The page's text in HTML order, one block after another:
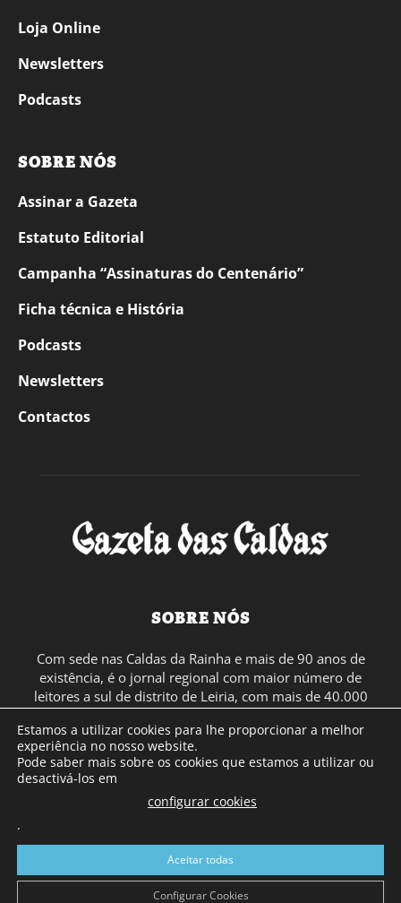
Loja Online
Newsletters
Podcasts
SOBRE NÓS
Assinar a Gazeta
Estatuto Editorial
Campanha “Assinaturas do Centenário”
Ficha técnica e História
Podcasts
Newsletters
Contactos
SOBRE NÓS
Com sede nas Caldas da Rainha e mais de 90 anos de
existência, é o jornal regional com maior número de
leitores a sul de distrito de Leiria, com mais de 40.000
em Portugal Continental e assinatura online.
SIGA-NOS
Estamos a utilizar cookies para lhe proporcionar a melhor
experiência no nosso website.
Pode saber mais sobre os cookies que estamos a utilizar ou
desactivá-los em
configurar cookies
.
Aceitar todas
Configurar Cookies